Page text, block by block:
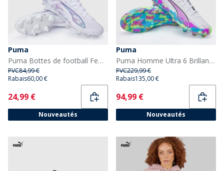
Puma
Puma Bottes de football Femme Ultra 5 Match+ Brilliance FG/AG terrain ferme/artificiel Puma White
PVC84,99 €
Rabais60,00 €
Current
24,99 €
Nouveautés
Puma
Puma Homme Ultra 6 Brillance Ultime Crampons de football FG Sol Dur Puma White
PVC229,99 €
Rabais135,00 €
Current
94,99 €
Nouveautés